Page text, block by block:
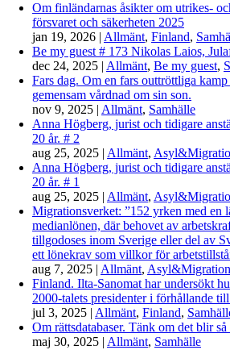
Om finländarnas åsikter om utrikes-
försvaret och säkerheten 2025
jan 19, 2026 | Allmänt, Finland,
Be my guest # 173 Nikolas Laios,
dec 24, 2025 | Allmänt, Be my guest,
Fars dag. Om en fars outtröttliga
gemensam vårdnad om sin son.
nov 9, 2025 | Allmänt, Samhälle
Anna Högberg, jurist och tidigare
20 år. # 2
aug 25, 2025 | Allmänt,
Anna Högberg, jurist och tidigare
20 år. # 1
aug 25, 2025 | Allmänt,
Migrationsverket: ”152 yrken med en
medianlönen, där behovet av
tillgodoses inom Sverige eller del av
ett lönekrav som villkor för
aug 7, 2025 | Allmänt, Asyl&Migration
Finland. Ilta-Sanomat har undersökt
2000-talets presidenter i förhållande
jul 3, 2025 | Allmänt, Finland,
Om rättsdatabaser. Tänk om det blir
maj 30, 2025 | Allmänt, Samhälle